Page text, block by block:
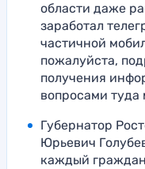
области даже
заработал
частичной
пожалуйста,
получения
вопросами туда
Губернатор
Юрьевич
каждый